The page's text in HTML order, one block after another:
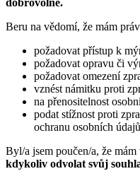
dobrovolné.
Beru na vědomí, že mám
požadovat přístup k
požadovat opravu či
požadovat omezení
vznést námitku proti
na přenositelnost
podat stížnost proti
ochranu osobních
Byl/a jsem poučen/a, že
kdykoliv odvolat svůj